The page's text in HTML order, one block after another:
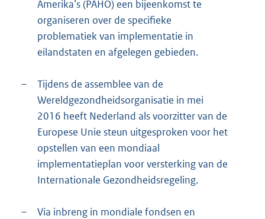
Amerika’s (PAHO) een bijeenkomst te
organiseren over de specifieke
problematiek van implementatie in
eilandstaten en afgelegen gebieden.
–
Tijdens de assemblee van de
Wereldgezondheidsorganisatie in mei
2016 heeft Nederland als voorzitter van de
Europese Unie steun uitgesproken voor het
opstellen van een mondiaal
implementatieplan voor versterking van de
Internationale Gezondheidsregeling.
–
Via inbreng in mondiale fondsen en